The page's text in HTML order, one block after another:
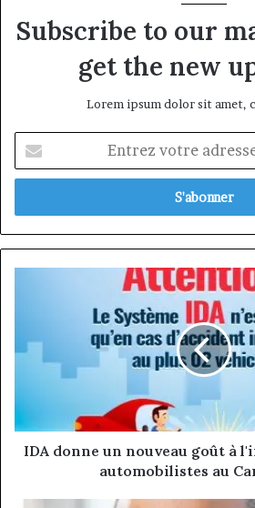
Subscribe to our
get the new
Lorem ipsum dolor sit amet,
votre
adresse
goût
des
automobilistes
auIDA donne un nouveau goût à
automobilistes au